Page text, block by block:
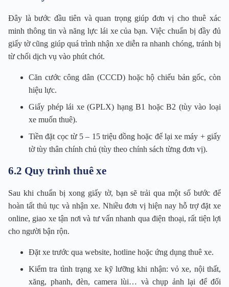
Đây là bước đầu tiên và quan trọng giúp đơn vị cho thuê xác
minh thông tin và năng lực lái xe của bạn. Việc chuẩn bị đầy đủ
giấy tờ cũng giúp quá trình nhận xe diễn ra nhanh chóng, tránh bị
từ chối dịch vụ vào phút chót.
Căn cước công dân (CCCD) hoặc hộ chiếu bản gốc, còn
hiệu lực.
Giấy phép lái xe (GPLX) hạng B1 hoặc B2 (tùy vào loại
xe muốn thuê).
Tiền đặt cọc từ 5 – 15 triệu đồng hoặc để lại xe máy + giấy
tờ tùy thân chính chủ (tùy theo chính sách từng đơn vị).
6.2 Quy trình thuê xe
Sau khi chuẩn bị xong giấy tờ, bạn sẽ trải qua một số bước để
hoàn tất thủ tục và nhận xe. Nhiều đơn vị hiện nay hỗ trợ đặt xe
online, giao xe tận nơi và tư vấn nhanh qua điện thoại, rất tiện lợi
cho người bận rộn.
Đặt xe trước qua website, hotline hoặc ứng dụng thuê xe.
Kiểm tra tình trạng xe kỹ lưỡng khi nhận: vỏ xe, nội thất,
xăng, phanh, đèn, camera lùi… và chụp ảnh lại để đối